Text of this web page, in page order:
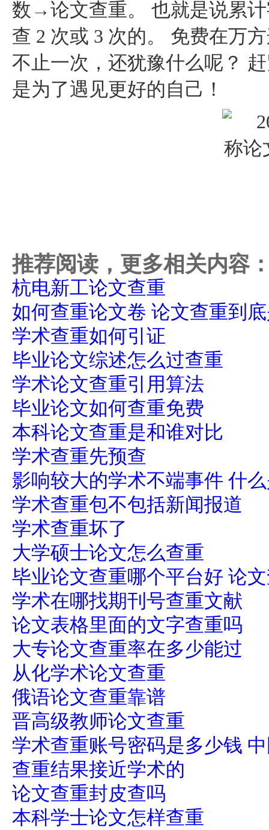
数→论文查重。 也就是说累
查 2 次或 3 次的。 免费在万
不止一次，还犹豫什么呢？
是为了遇见更好的自己！
推荐阅读，更多相关内容
杭电新工论文查重
如何查重论文卷 论文查重到
学术查重如何引证
毕业论文综述怎么过查重
学术论文查重引用算法
毕业论文如何查重免费
本科论文查重是和谁对比
学术查重先预查
影响较大的学术不端事件 什
学术查重包不包括新闻报道
学术查重坏了
大学硕士论文怎么查重
毕业论文查重哪个平台好 论
学术在哪找期刊号查重文献
论文表格里面的文字查重吗
大专论文查重率在多少能过
从化学术论文查重
俄语论文查重靠谱
晋高级教师论文查重
学术查重账号密码是多少钱
查重结果接近学术的
论文查重封皮查吗
本科学士论文怎样查重